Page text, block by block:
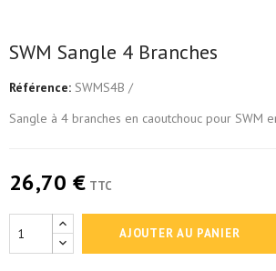
SWM Sangle 4 Branches
Référence: SWMS4B /
Sangle à 4 branches en caoutchouc pour SWM
26,70 € TTC
AJOUTER AU PANIER